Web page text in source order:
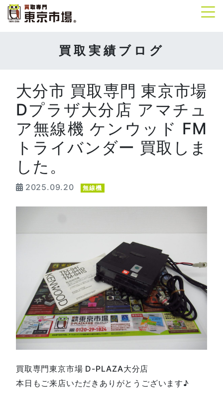
買取実績ブログ
大分市 買取専門 東京市場
Dプラザ大分店 アマチュ
ア無線機 ケンウッド FM
トライバンダー 買取しま
した。
2025.09.20 無線機
買取専門東京市場 D-PLAZA大分店
本日もご来店いただきありがとうございます♪